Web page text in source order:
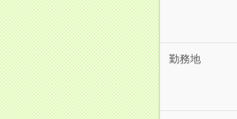
勤務地